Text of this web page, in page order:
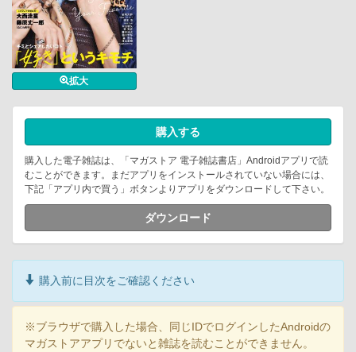
拡大
購入する
購入した電子雑誌は、「マガストア 電子雑誌書店」Androidアプリで読
むことができます。まだアプリをインストールされていない場合には、
下記「アプリ内で買う」ボタンよりアプリをダウンロードして下さい。
ダウンロード
購入前に目次をご確認ください
※ブラウザで購入した場合、同じIDでログインしたAndroidの
マガストアアプリでないと雑誌を読むことができません。